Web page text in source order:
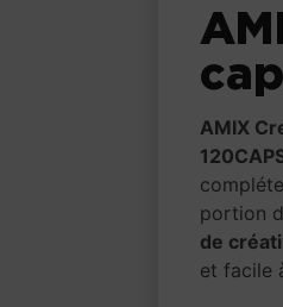
AMIX
portion
de
et facile